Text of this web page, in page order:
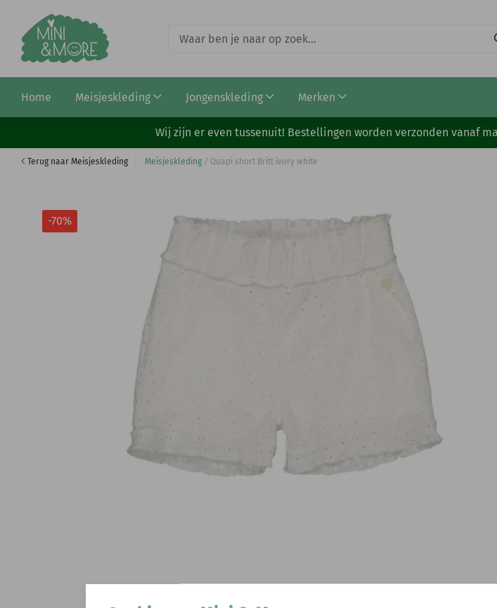
Home Meisjeskleding Jongenskleding Merken
Wij zijn er even tussenuit! Bestellingen worden verzonden vanaf
Terug naar Meisjeskleding Meisjeskleding / Quapi short Britt ivory white
-70%
€ 34,99 € 10,49